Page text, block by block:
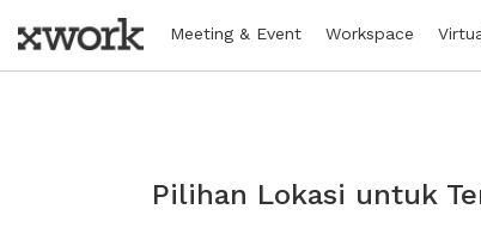
Meeting & Event Workspace
Pilihan Lokasi untuk